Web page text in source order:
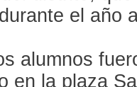
el año
alumnos
en la plaza